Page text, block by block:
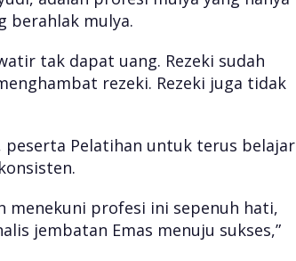
berahlak mulya.
tak dapat uang. Rezeki sudah
rezeki. Rezeki juga tidak
peserta Pelatihan untuk terus belajar
menekuni profesi ini sepenuh hati,
jembatan Emas menuju sukses,”